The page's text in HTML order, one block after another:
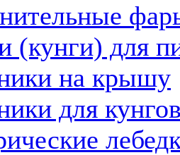
(кунги) для
на крышу
для